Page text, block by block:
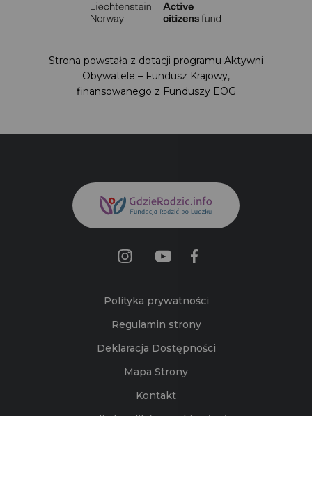
Strona powstała z dotacji programu Aktywni
Obywatele – Fundusz Krajowy,
finansowanego z Funduszy EOG
Polityka prywatności
Regulamin strony
Deklaracja Dostępności
Mapa Strony
Kontakt
Polityka plików cookies (EU)